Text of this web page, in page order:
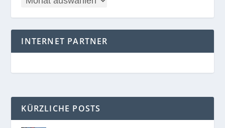
INTERNET PARTNER
KÜRZLICHE POSTS